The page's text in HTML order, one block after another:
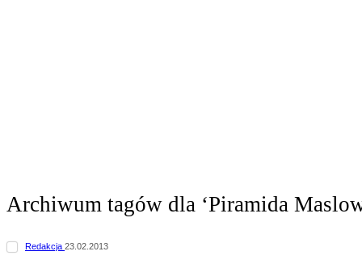
Archiwum tagów dla ‘Piramida
Redakcja 23.02.2013